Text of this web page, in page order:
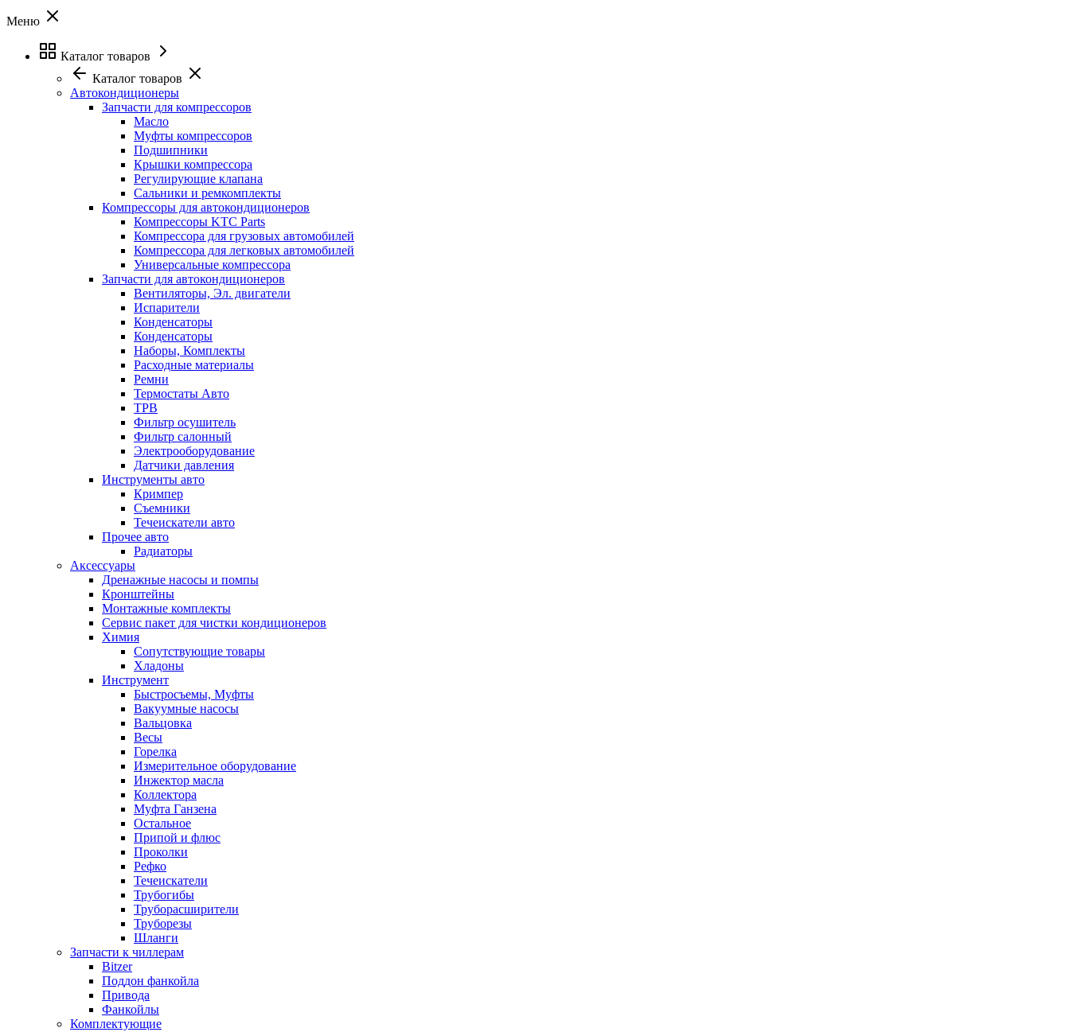
Меню
Каталог товаров
Каталог товаров
Автокондиционеры
Запчасти для компрессоров
Масло
Муфты компрессоров
Подшипники
Крышки компрессора
Регулирующие клапана
Сальники и ремкомплекты
Компрессоры для автокондиционеров
Компрессоры KTC Parts
Компрессора для грузовых автомобилей
Компрессора для легковых автомобилей
Универсальные компрессора
Запчасти для автокондиционеров
Вентиляторы, Эл. двигатели
Испарители
Конденсаторы
Конденсаторы
Наборы, Комплекты
Расходные материалы
Ремни
Термостаты Авто
ТРВ
Фильтр осушитель
Фильтр салонный
Электрооборудование
Датчики давления
Инструменты авто
Кримпер
Съемники
Течеискатели авто
Прочее авто
Радиаторы
Аксессуары
Дренажные насосы и помпы
Кронштейны
Монтажные комплекты
Сервис пакет для чистки кондиционеров
Химия
Сопутствующие товары
Хладоны
Инструмент
Быстросъемы, Муфты
Вакуумные насосы
Вальцовка
Весы
Горелка
Измерительное оборудование
Инжектор масла
Коллектора
Муфта Ганзена
Остальное
Припой и флюс
Проколки
Рефко
Течеискатели
Трубогибы
Труборасширители
Труборезы
Шланги
Запчасти к чиллерам
Bitzer
Поддон фанкойла
Привода
Фанкойлы
Комплектующие